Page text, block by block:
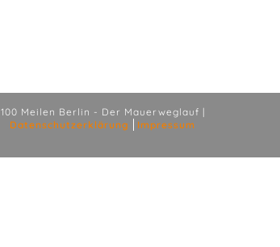
100 Meilen Berlin - Der Mauerweglauf |
Datenschutzerklärung
Impressum